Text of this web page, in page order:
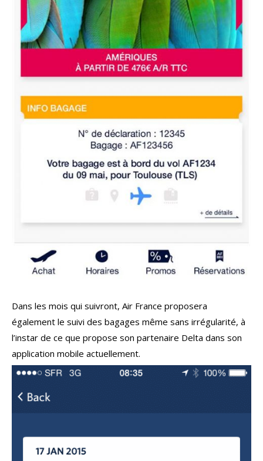
Dans les mois qui suivront, Air France proposera
également le suivi des bagages même sans irrégularité, à
l’instar de ce que propose son partenaire Delta dans son
application mobile actuellement.